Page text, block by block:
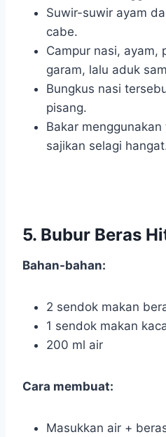
Suwir-suwir ayam
cabe.
Campur nasi, ayam,
garam, lalu aduk
Bungkus nasi
pisang.
Bakar
sajikan selagi
5. Bubur Beras
Bahan-bahan:
2 sendok makan
1 sendok makan
200 ml air
Cara membuat:
Masukkan air +